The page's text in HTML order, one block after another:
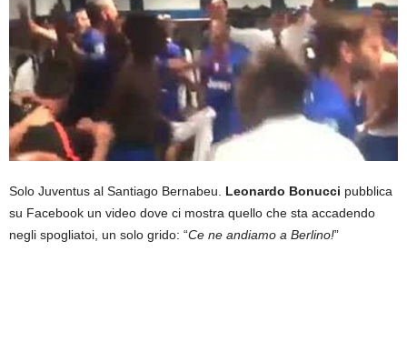
Solo Juventus al Santiago Bernabeu. Leonardo Bonucci pubblica
su Facebook un video dove ci mostra quello che sta accadendo
negli spogliatoi, un solo grido: “Ce ne andiamo a Berlino!”